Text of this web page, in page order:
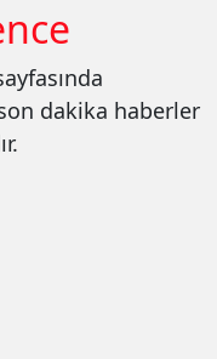
dakika haberler